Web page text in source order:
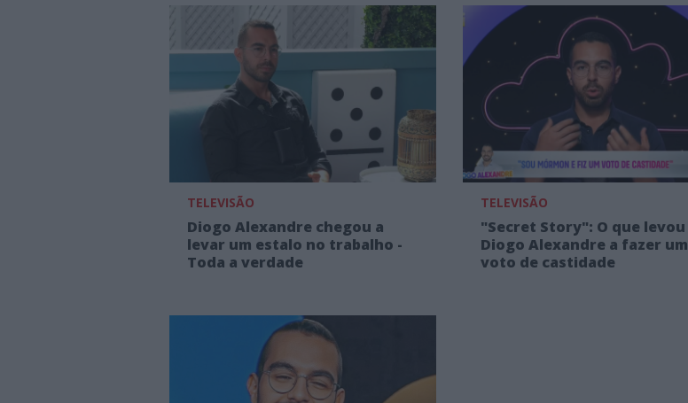
TELEVISÃO
Diogo Alexandre chegou a
levar um estalo no trabalho -
Toda a verdade
TELEVISÃO
"Secret Story": O que levou
Diogo Alexandre a fazer um
voto de castidade